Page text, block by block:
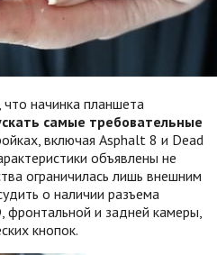
начинка планшета
самые требовательные
включая Asphalt 8 и Dead
объявлены не
ограничилась лишь внешним
о наличии разъема
фронтальной и задней камеры,
кнопок.